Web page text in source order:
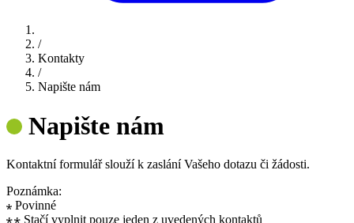
/
Kontakty
/
Napište nám
Napište nám
Kontaktní formulář slouží k zaslání Vašeho dotazu či žádosti.
Poznámka:
Povinné
Stačí vyplnit pouze jeden z uvedených kontaktů